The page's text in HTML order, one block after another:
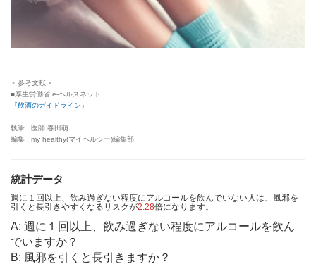
＜参考文献＞
■厚生労働省 e-ヘルスネット
『飲酒のガイドライン』
執筆 : 医師 春田萌
編集 : my healthy(マイヘルシー)編集部
統計データ
週に１回以上、飲み過ぎない程度にアルコールを飲んでいない人は、風邪を
引くと長引きやすくなるリスクが2.28倍になります。
A: 週に１回以上、飲み過ぎない程度にアルコールを飲ん
でいますか？
B: 風邪を引くと長引きますか？